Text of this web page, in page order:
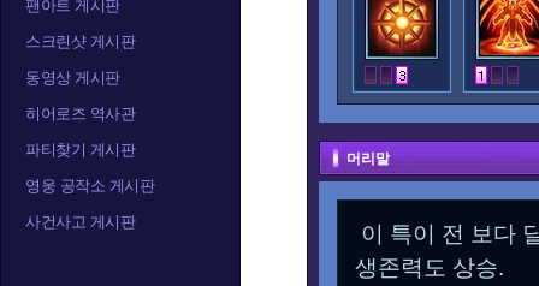
팬아트 게시판
스크린샷 게시판
동영상 게시판
히어로즈 역사관
파티찾기 게시판
영웅 공작소 게시판
사건사고 게시판
머리말
이 특이 전 보다
생존력도 상승.